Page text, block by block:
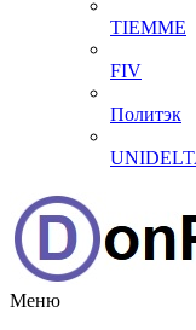
TIEMME
FIV
Политэк
Меню